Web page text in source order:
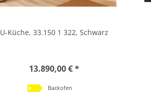
U-Küche, 33.150 1 322, Schwarz
13.890,00 € *
Backofen